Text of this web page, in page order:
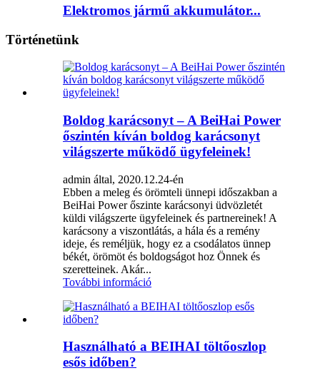
Elektromos jármű akkumulátor...
Történetünk
Boldog karácsonyt – A BeiHai Power
őszintén kíván boldog karácsonyt
világszerte működő ügyfeleinek!
admin által, 2020.12.24-én
Ebben a meleg és örömteli ünnepi időszakban a
BeiHai Power őszinte karácsonyi üdvözletét
küldi világszerte ügyfeleinek és partnereinek! A
karácsony a viszontlátás, a hála és a remény
ideje, és reméljük, hogy ez a csodálatos ünnep
békét, örömöt és boldogságot hoz Önnek és
szeretteinek. Akár...
További információ
Használható a BEIHAI töltőoszlop
esős időben?